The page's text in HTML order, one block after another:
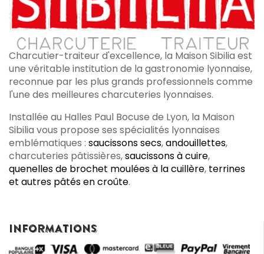
Charcutier-traiteur d'excellence, la Maison Sibilia est
une véritable institution de la gastronomie lyonnaise,
reconnue par les plus grands professionnels comme
l'une des meilleures charcuteries lyonnaises.
Installée au Halles Paul Bocuse de Lyon, la Maison
Sibilia vous propose ses spécialités lyonnaises
emblématiques : saucissons secs,andouillettes,
charcuteries pâtissières,saucissons à cuire,
quenelles de brochet moulées à la cuillère, terrines
et autres pâtés en croûte.
INFORMATIONS